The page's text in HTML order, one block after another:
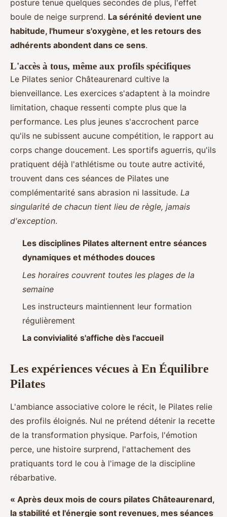
posture tenue quelques secondes de plus, l'effet
boule de neige surprend. La sérénité devient une
habitude, l'humeur s'oxygène, et les retours des
adhérents abondent dans ce sens.
L'accès à tous, même aux profils spécifiques
Le Pilates senior Châteaurenard cultive la
bienveillance. Les exercices s'adaptent à la moindre
limitation, chaque ressenti compte plus que la
performance. Les plus jeunes s'accrochent parce
qu'ils ne subissent aucune compétition, le rapport au
corps change doucement. Les sportifs aguerris, qu'ils
pratiquent déjà l'athlétisme ou toute autre activité,
trouvent dans ces séances de Pilates une
complémentarité sans abrasion ni lassitude. La
singularité de chacun tient lieu de règle, jamais
d'exception.
Les disciplines Pilates alternent entre séances
dynamiques et méthodes douces
Les horaires couvrent toutes les plages de la
semaine
Les instructeurs maintiennent leur formation
régulièrement
La convivialité s'affiche dès l'accueil
Les expériences vécues à En Équilibre
Pilates
L'ambiance associative colore le récit, le Pilates relie
des profils éloignés. Nul ne prétend détenir la recette
de la transformation physique. Parfois, l'émotion
perce, une histoire surprend, l'attachement des
pratiquants tord le cou à l'image de la discipline
rébarbative.
« Après deux mois de cours pilates Châteaurenard,
la stabilité et l'énergie sont revenues, mes séances